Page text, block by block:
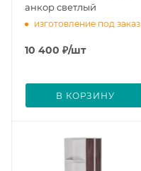
анкор светлый
изготовление под заказ
10 400 ₽/шт
В КОРЗИНУ